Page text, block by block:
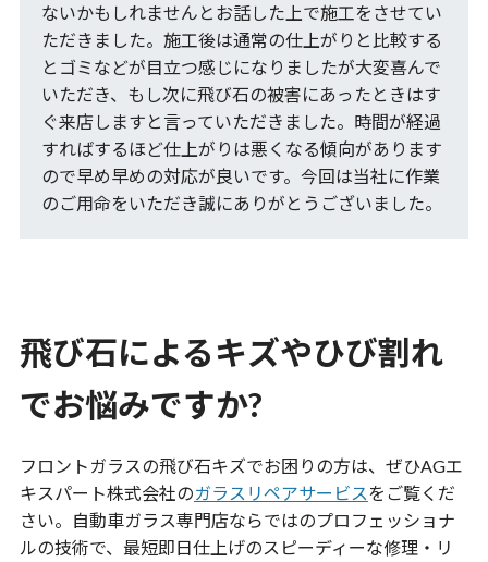
ないかもしれませんとお話した上で施工をさせてい
ただきました。施工後は通常の仕上がりと比較する
とゴミなどが目立つ感じになりましたが大変喜んで
いただき、もし次に飛び石の被害にあったときはす
ぐ来店しますと言っていただきました。時間が経過
すればするほど仕上がりは悪くなる傾向があります
ので早め早めの対応が良いです。今回は当社に作業
のご用命をいただき誠にありがとうございました。
飛び石によるキズやひび割れ
でお悩みですか?
フロントガラスの飛び石キズでお困りの方は、ぜひAGエ
キスパート株式会社のガラスリペアサービス をご覧くだ
さい。自動車ガラス専門店ならではのプロフェッショナ
ルの技術で、最短即日仕上げのスピーディーな修理・リ